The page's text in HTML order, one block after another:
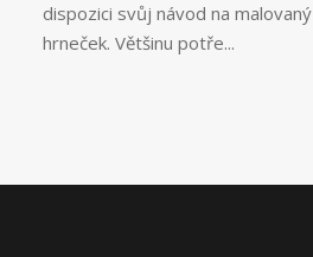
dispozici svůj návod na malovaný
hrneček. Většinu potře...